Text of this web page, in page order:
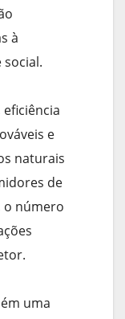
à
eficiência
e
naturais
de
o número
uma